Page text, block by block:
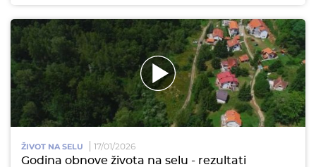
ŽIVOT NA SELU 17/01/2026
Godina obnove života na selu - rezultati